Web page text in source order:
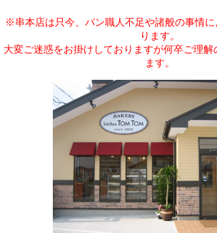
※串本店は只今、パン職人不足や諸般の事情に
ります。
大変ご迷惑をお掛けしておりますが何卒ご理解
ます。